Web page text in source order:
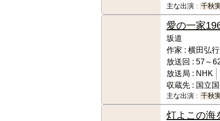
主な出演 : 千秋
愛の一家
坂道
作家 : 横田弘行
放送回 : 57～
放送局 : NHK
収蔵先 : 国立
主な出演 : 千秋
灯よこの海